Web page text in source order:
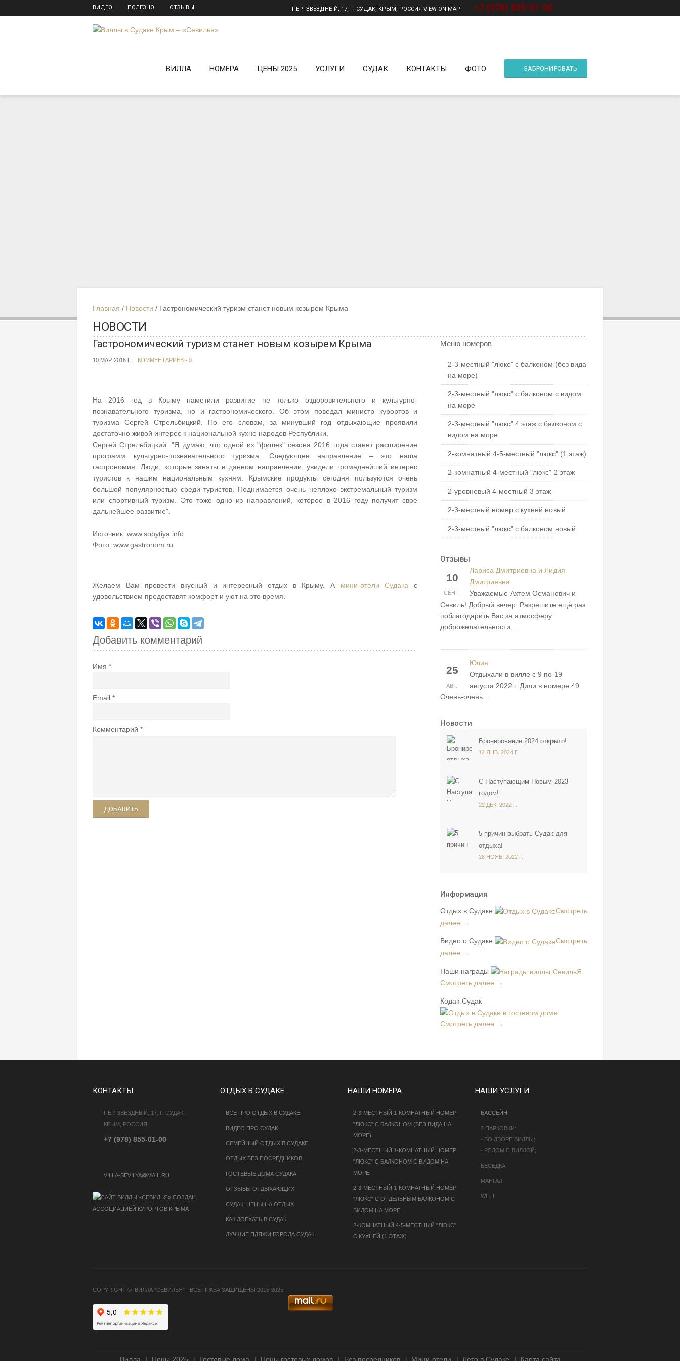
ВИДЕО ПОЛЕЗНО ОТЗЫВЫ ПЕР. ЗВЕЗДНЫЙ, 17, Г. СУДАК, КРЫМ, РОССИЯ VIEW ON MAP +7 (978) 855-01-00
ЗАБРОНИРОВАТЬ
ВИЛЛА НОМЕРА ЦЕНЫ 2025 УСЛУГИ СУДАК КОНТАКТЫ ФОТО
Главная Новости Гастрономический туризм станет новым козырем Крыма
НОВОСТИ
Гастрономический туризм станет новым козырем Крыма
10 МАР. 2016 Г. КОММЕНТАРИЕВ - 0
На 2016 год в Крыму наметили развитие не только оздоровительного и культурно-
познавательного туризма, но и гастрономического. Об этом поведал министр курортов и
туризма Сергей Стрельбицкий. По его словам, за минувший год отдыхающие проявили
достаточно живой интерес к национальной кухне народов Республики.
Сергей Стрельбицкий: "Я думаю, что одной из "фишек" сезона 2016 года станет расширение
программ культурно-познавательного туризма. Следующее направление – это наша
гастрономия. Люди, которые заняты в данном направлении, увидели громаднейший интерес
туристов к нашим национальным кухням. Крымские продукты сегодня пользуются очень
большой популярностью среди туристов. Поднимается очень неплохо экстремальный туризм
или спортивный туризм. Это тоже одно из направлений, которое в 2016 году получит свое
дальнейшее развитие".
Источник: www.sobytiya.info
Фото: www.gastronom.ru
Желаем Вам провести вкусный и интересный отдых в Крыму. А мини-отели Судака с
удовольствием предоставят комфорт и уют на это время.
Добавить комментарий
Имя
Email
Комментарий
ДОБАВИТЬ
Меню номеров
2-3-местный "люкс" с балконом (без вида
на море)
2-3-местный "люкс" с балконом с видом
на море
2-3-местный "люкс" 4 этаж с балконом с
видом на море
2-комнатный 4-5-местный "люкс" (1 этаж)
2-комнатный 4-местный "люкс" 2 этаж
2-уровневый 4-местный 3 этаж
2-3-местный номер с кухней новый
2-3-местный "люкс" с балконом новый
Отзывы
10
СЕНТ.
Лариса Дмитриевна и Лидия
Дмитриевна
Уважаемые Ахтем Османович и
Севиль! Добрый вечер. Разрешите ещё раз
поблагодарить Вас за атмосферу
доброжелательности,...
25
АВГ.
Юлия
Отдыхали в вилле с 9 по 19
августа 2022 г. Дили в номере 49.
Очень-очень...
Новости
Бронирование 2024 открыто!
12 ЯНВ. 2024 Г.
С Наступающим Новым 2023
годом!
22 ДЕК. 2022 Г.
5 причин выбрать Судак для
отдыха!
28 НОЯБ. 2022 Г.
Информация
Отдых в Судаке
Смотреть
далее →
Видео о Судаке
Смотреть
далее →
Наши награды
Смотреть далее →
Кодак-Судак
Смотреть далее →
КОНТАКТЫ
ПЕР. ЗВЕЗДНЫЙ, 17, Г. СУДАК,
КРЫМ, РОССИЯ
+7 (978) 855-01-00
VILLA-SEVILYA@MAIL.RU
ОТДЫХ В СУДАКЕ
ВСЕ ПРО ОТДЫХ В СУДАКЕ
ВИДЕО ПРО СУДАК
СЕМЕЙНЫЙ ОТДЫХ В СУДАКЕ
ОТДЫХ БЕЗ ПОСРЕДНИКОВ
ГОСТЕВЫЕ ДОМА СУДАКА
ОТЗЫВЫ ОТДЫХАЮЩИХ
СУДАК: ЦЕНЫ НА ОТДЫХ
КАК ДОЕХАТЬ В СУДАК
ЛУЧШИЕ ПЛЯЖИ ГОРОДА СУДАК
НАШИ НОМЕРА
2-3-МЕСТНЫЙ 1-КОМНАТНЫЙ НОМЕР
"ЛЮКС" С БАЛКОНОМ (БЕЗ ВИДА НА
МОРЕ)
2-3-МЕСТНЫЙ 1-КОМНАТНЫЙ НОМЕР
"ЛЮКС" С БАЛКОНОМ С ВИДОМ НА
МОРЕ
2-3-МЕСТНЫЙ 1-КОМНАТНЫЙ НОМЕР
"ЛЮКС" С ОТДЕЛЬНЫМ БАЛКОНОМ С
ВИДОМ НА МОРЕ
2-КОМНАТНЫЙ 4-5-МЕСТНЫЙ "ЛЮКС"
С КУХНЕЙ (1 ЭТАЖ)
НАШИ УСЛУГИ
БАССЕЙН
2 ПАРКОВКИ:
- ВО ДВОРЕ ВИЛЛЫ;
- РЯДОМ С ВИЛЛОЙ;
БЕСЕДКА
МАНГАЛ
WI-FI
COPYRIGHT © ВИЛЛА "СЕВИЛЬЯ" - ВСЕ ПРАВА ЗАЩИЩЕНЫ 2015-2025